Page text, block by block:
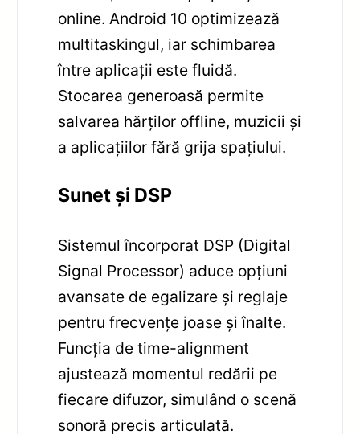
online. Android 10 optimizează
multitaskingul, iar schimbarea
între aplicații este fluidă.
Stocarea generoasă permite
salvarea hărților offline, muzicii și
a aplicațiilor fără grija spațiului.
Sunet și DSP
Sistemul încorporat DSP (Digital
Signal Processor) aduce opțiuni
avansate de egalizare și reglaje
pentru frecvențe joase și înalte.
Funcția de time-alignment
ajustează momentul redării pe
fiecare difuzor, simulând o scenă
sonoră precis articulată.